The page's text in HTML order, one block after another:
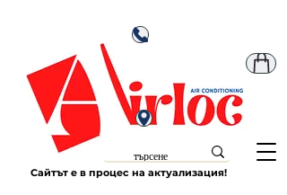
Сайтът е в процес на актуализация!